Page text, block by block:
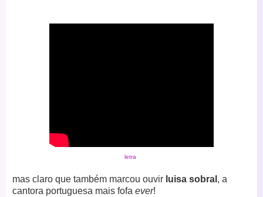
letra
mas claro que também marcou ouvir luisa sobral , a
cantora portuguesa mais fofa ever!